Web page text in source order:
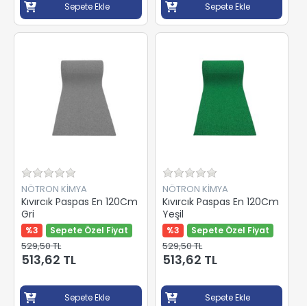
Sepete Ekle Sepete Ekle
NÖTRON KİMYA
Kıvırcık Paspas En 120Cm
Gri
%3 Sepete Özel Fiyat
529,50 TL
513,62 TL
Sepete Ekle
NÖTRON KİMYA
Kıvırcık Paspas En 120Cm
Yeşil
%3 Sepete Özel Fiyat
529,50 TL
513,62 TL
Sepete Ekle